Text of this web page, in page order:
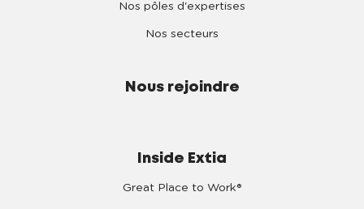
Nos pôles d'expertises
Nos secteurs
Nous rejoindre
Inside Extia
Great Place to Work®